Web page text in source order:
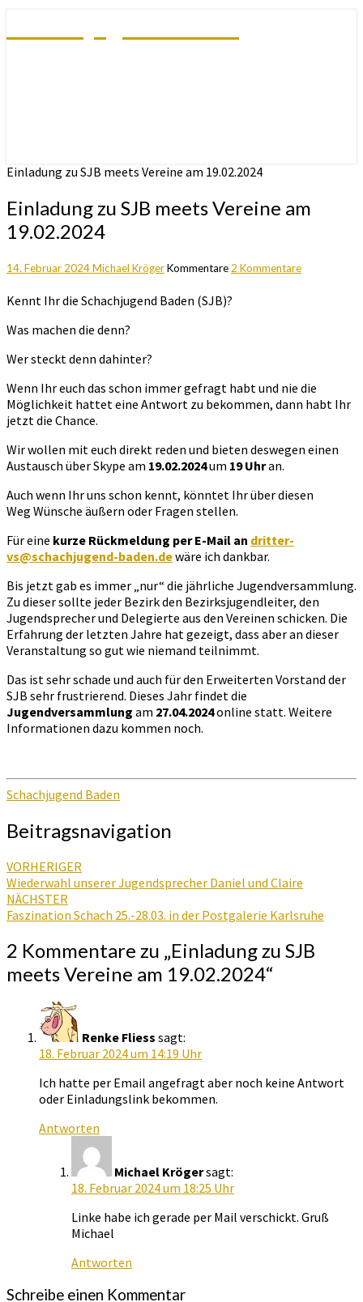
Einladung zu SJB meets Vereine am 19.02.2024
Einladung zu SJB meets Vereine am
19.02.2024
14. Februar 2024Michael KrögerKommentare 2 Kommentare
Kennt Ihr die Schachjugend Baden (SJB)?
Was machen die denn?
Wer steckt denn dahinter?
Wenn Ihr euch das schon immer gefragt habt und nie die
Möglichkeit hattet eine Antwort zu bekommen, dann habt Ihr
jetzt die Chance.
Wir wollen mit euch direkt reden und bieten deswegen einen
Austausch über Skype am 19.02.2024um 19 Uhran.
Auch wenn Ihr uns schon kennt, könntet Ihr über diesen
Weg Wünsche äußern oder Fragen stellen.
Für eine kurze Rückmeldung per E-Mail an dritter-
vs@schachjugend-baden.dewäre ich dankbar.
Bis jetzt gab es immer „nur“ die jährliche Jugendversammlung.
Zu dieser sollte jeder Bezirk den Bezirksjugendleiter, den
Jugendsprecher und Delegierte aus den Vereinen schicken. Die
Erfahrung der letzten Jahre hat gezeigt, dass aber an dieser
Veranstaltung so gut wie niemand teilnimmt.
Das ist sehr schade und auch für den Erweiterten Vorstand der
SJB sehr frustrierend. Dieses Jahr findet die
Jugendversammlung am 27.04.2024online statt. Weitere
Informationen dazu kommen noch.
Schachjugend Baden
Beitragsnavigation
VORHERIGER
Wiederwahl unserer Jugendsprecher Daniel und Claire
NÄCHSTER
Faszination Schach 25.-28.03. in der Postgalerie Karlsruhe
2 Kommentare zu „Einladung zu SJB
meets Vereine am 19.02.2024“
Renke Fliess sagt:
18. Februar 2024 um 14:19 Uhr
Ich hatte per Email angefragt aber noch keine Antwort
oder Einladungslink bekommen.
Antworten
Michael Krögersagt:
18. Februar 2024 um 18:25 Uhr
Linke habe ich gerade per Mail verschickt. Gruß
Michael
Antworten
Schreibe einen Kommentar